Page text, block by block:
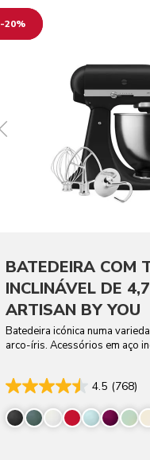
-20%
BATEDEIRA COM
INCLINÁVEL DE
ARTISAN BY YOU
Batedeira icónica numa
arco-íris. Acessórios em aço
4.5 (768)